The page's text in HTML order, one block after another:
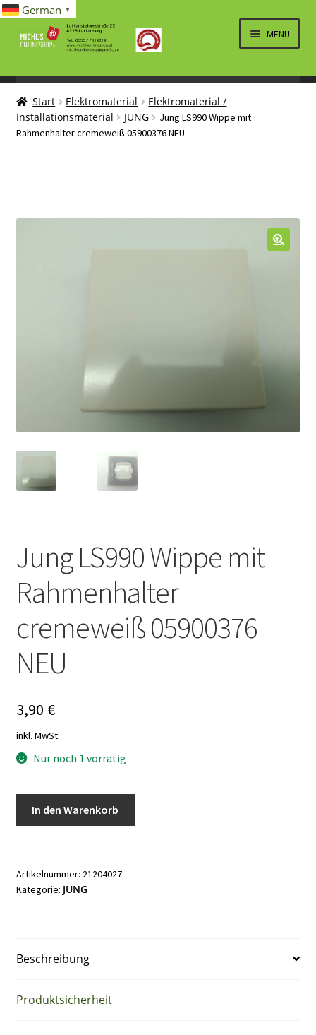
Navigation
Inhalt
MENÜ
SPIELWAREN/BAUSÄTZE
ÖFFNEN
ELEKTRO
LÜFTUNG, HEIZUNG, KLIMA
ÖFFNEN
Start Elektromaterial
Elektromaterial /
Installationsmaterial
JUNG
Jung LS990 Wippe mit
Rahmenhalter cremeweiß 05900376 NEU
Jung LS990 Wippe mit
Rahmenhalter
cremeweiß 05900376
NEU
3,90 €
inkl. MwSt.
Nur noch 1 vorrätig
Rahmenhalter
cremeweiß
In den Warenkorb
Artikelnummer: 21204027
Kategorie: JUNG
Beschreibung
Produktsicherheit
German ▼